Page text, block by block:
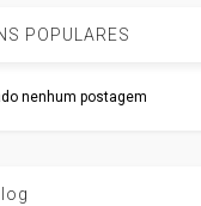
POPULARES
nenhum postagem